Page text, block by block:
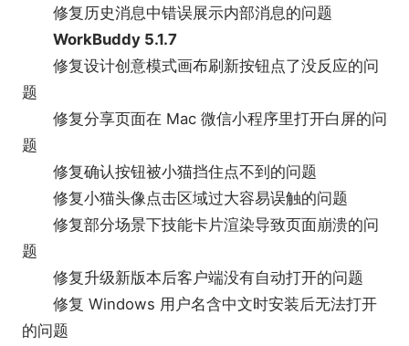
●支持多Agents并行工作，极致提效。
●内置主流MCP、Skills扩展能力边界。
修复历史消息中错误展示内部消息的问题
WorkBuddy 5.1.7
修复设计创意模式画布刷新按钮点了没反应的问
题
修复分享页面在 Mac 微信小程序里打开白屏的问
题
修复确认按钮被小猫挡住点不到的问题
修复小猫头像点击区域过大容易误触的问题
修复部分场景下技能卡片渲染导致页面崩溃的问
题
修复升级新版本后客户端没有自动打开的问题
修复 Windows 用户名含中文时安装后无法打开
的问题